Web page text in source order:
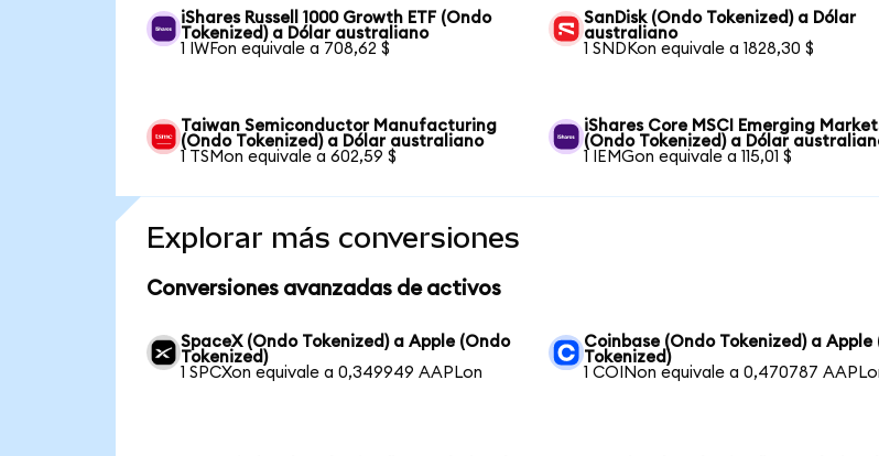
iShares Russell 1000 Growth ETF (Ondo
Tokenized) a Dólar australiano
1 IWFon equivale a 708,62 $
SanDisk (Ondo Tokenized) a Dólar
australiano
1 SNDKon equivale a 1828,30 $
Taiwan Semiconductor Manufacturing
(Ondo Tokenized) a Dólar australiano
1 TSMon equivale a 602,59 $
iShares Core MSCI Emerging
(Ondo Tokenized) a Dólar
1 IEMGon equivale a 115,01 $
Explorar más conversiones
Conversiones avanzadas de activos
SpaceX (Ondo Tokenized) a Apple (Ondo
Tokenized)
1 SPCXon equivale a 0,349949 AAPLon
Coinbase (Ondo Tokenized) a Apple
Tokenized)
1 COINon equivale a 0,470787